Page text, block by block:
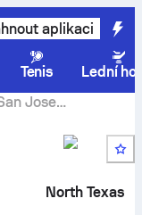
aplikaci
Tenis
Lední
Jose
výsledky,
North Texas